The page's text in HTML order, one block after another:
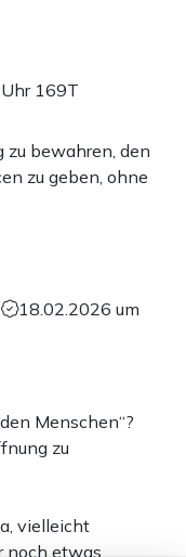
169T
zu bewahren, den
zu geben, ohne
18.02.2026 um
Menschen“?
zu
vielleicht
noch etwas